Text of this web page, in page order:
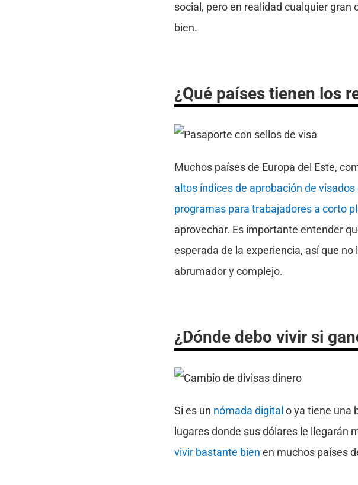
social, pero en realidad cualquier
bien.
¿Qué países tienen los
Muchos países de Europa del Este,
altos índices de aprobación de visados
programas para trabajadores a corto
aprovechar. Es importante entender
esperada de la experiencia, así que
abrumador y complejo.
¿Dónde debo vivir si
Si es un nómada digital o ya tiene una
lugares donde sus dólares le llegarán
vivir bastante bien en muchos países